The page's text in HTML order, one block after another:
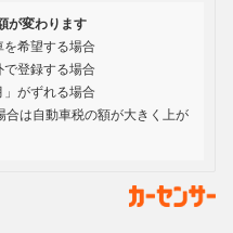
が変わります
希望する場合
登録する場合
がずれる場合
合は自動車税の額が大きく上が